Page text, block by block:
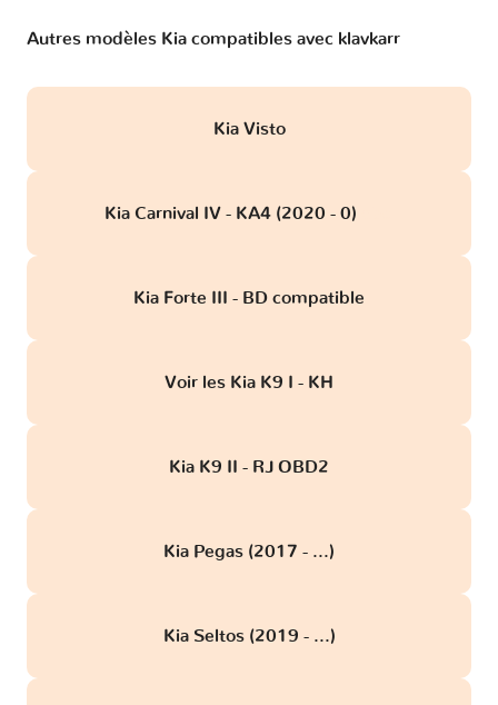
Autres modèles Kia compatibles avec klavkarr
Kia Visto
Kia Carnival IV - KA4 (2020 - 0)
Kia Forte III - BD compatible
Voir les Kia K9 I - KH
Kia K9 II - RJ OBD2
Kia Pegas (2017 - ...)
Kia Seltos (2019 - ...)